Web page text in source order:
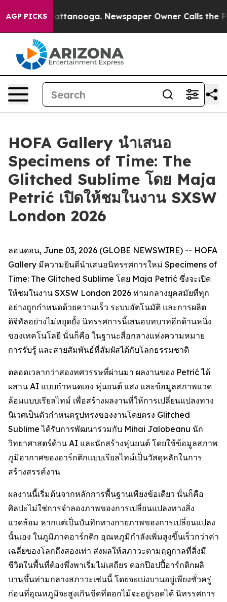
AGP PICKS
in Chattanooga. Newspaper Owner Calls the
HOFA Gallery นำเสนอ
Specimens of Time: The
Glitched Sublime โดย Maja
Petrić เปิดให้ชมในงาน SXSW
London 2026
ลอนดอน, June 03, 2026 (GLOBE NEWSWIRE) -- HOFA
Gallery มีความยินดีนำเสนอนิทรรศการใหม่ Specimens of
Time: The Glitched Sublime โดย Maja Petrić ซึ่งจะเปิด
ให้ชมในงาน SXSW London 2026 ท่ามกลางยุคสมัยที่ทุก
อย่างถูกกำหนดด้วยความเร็ว ระบบอัตโนมัติ และการผลิต
ดิจิทัลอย่างไม่หยุดยั้ง นิทรรศการนี้เสนอบทบาทอีกด้านหนึ่ง
ของเทคโนโลยี นั่นก็คือ ในฐานะสื่อกลางแห่งความหมาย
การรับรู้ และสายสัมพันธ์ที่สัมผัสได้กับโลกธรรมชาติ
ตลอดเวลากว่าสองทศวรรษที่ผ่านมา ผลงานของ Petrić ได้
ผสาน AI แบบกำหนดเอง หุ่นยนต์ แสง และข้อมูลสภาพแวด
ล้อมแบบเรียลไทม์ เพื่อสร้างผลงานที่ให้การเปลี่ยนแปลงทาง
นิเวศเป็นตัวกำหนดรูปทรงของงานโดยตรง Glitched
Sublime ได้รับการพัฒนาร่วมกับ Mihai Jalobeanu นัก
วิทยาศาสตร์ด้าน AI และนักสร้างหุ่นยนต์ โดยใช้ข้อมูลสภาพ
ภูมิอากาศของอาร์กติกแบบเรียลไทม์เป็นวัสดุหลักในการ
สร้างสรรค์งาน
ผลงานนี้เริ่มต้นจากหลักการพื้นฐานเพียงข้อเดียว นั่นก็คือ
ศิลปะไม่ใช่การจำลองภาพของการเปลี่ยนแปลงทางสิ่ง
แวดล้อม หากแต่เป็นบันทึกทางกายภาพของการเปลี่ยนแปลง
นั้นเอง ในภูมิภาคอาร์กติก อุณหภูมิกำลังเพิ่มสูงขึ้นเร็วกว่าค่า
เฉลี่ยของโลกถึงสองเท่า ส่งผลให้สภาวะตามฤดูกาลที่สิ่งมี
ชีวิตในพื้นที่ต้องพึ่งพาเริ่มไม่เสถียร ดอกป๊อปปี้อาร์กติกผลิ
บานขึ้นท่ามกลางสภาวะเช่นนี้ โดยจะเบ่งบานอยู่เพียงชั่วครู่
ก่อนที่อุณหภูมิจะสูงเกินขีดที่ดอกไม้จะอยู่รอดได้ นิทรรศการ